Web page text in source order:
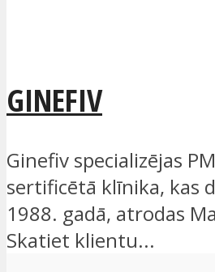
GINEFIV
Ginefiv specializējas
sertificētā klīnika, kas
1988. gadā, atrodas
Skatiet klientu...